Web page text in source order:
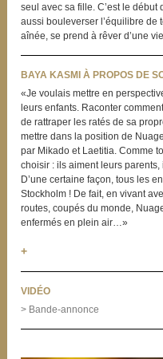
seul avec sa fille. C’est le
aussi bouleverser l’équilibre de
aînée, se prend à rêver d’une
BAYA KASMI À PROPOS DE
«Je voulais mettre en
leurs enfants. Raconter
de rattraper les ratés de sa
mettre dans la position de
par Mikado et Laetitia. Comme
choisir : ils aiment leurs
D’une certaine façon, tous les
Stockholm ! De fait, en vivant
routes, coupés du monde,
enfermés en plein air…»
+
VIDÉO
> Bande-annonce